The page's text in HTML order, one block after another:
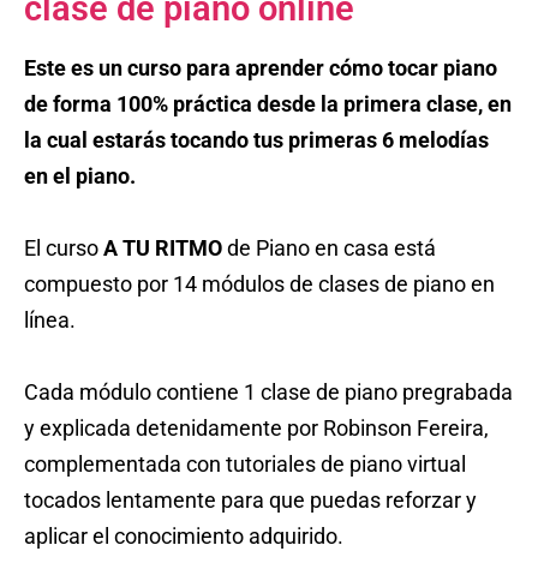
clase de piano online
Este es un curso para aprender cómo tocar piano
de forma 100% práctica desde la primera clase, en
la cual estarás tocando tus primeras 6 melodías
en el piano.
El cursoA TU RITMOde Piano en casa está
compuesto por 14 módulos de clases de piano en
línea.
Cada módulo contiene 1 clase de piano pregrabada
y explicada detenidamente por Robinson Fereira,
complementada con tutoriales de piano virtual
tocados lentamente para que puedas reforzar y
aplicar el conocimiento adquirido.